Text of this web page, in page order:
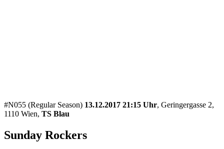
#N055 (Regular Season) 13.12.2017 21:15 Uhr, Geringergasse 2,
1110 Wien, TS Blau
Sunday Rockers